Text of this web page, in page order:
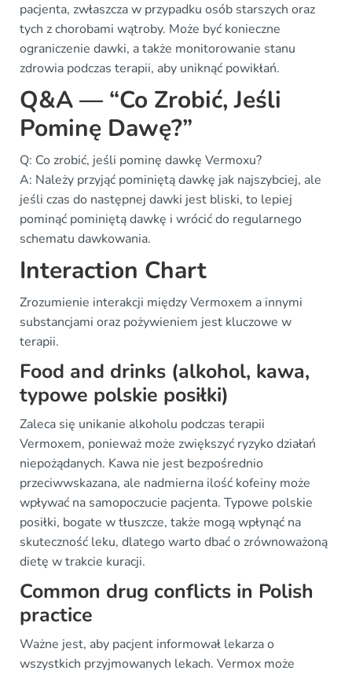
pacjenta, zwłaszcza w przypadku osób starszych oraz
tych z chorobami wątroby. Może być konieczne
ograniczenie dawki, a także monitorowanie stanu
zdrowia podczas terapii, aby uniknąć powikłań.
Q&A — “Co Zrobić, Jeśli
Pominę Dawę?”
Q: Co zrobić, jeśli pominę dawkę Vermoxu?
A: Należy przyjąć pominiętą dawkę jak najszybciej, ale
jeśli czas do następnej dawki jest bliski, to lepiej
pominąć pominiętą dawkę i wrócić do regularnego
schematu dawkowania.
Interaction Chart
Zrozumienie interakcji między Vermoxem a innymi
substancjami oraz pożywieniem jest kluczowe w
terapii.
Food and drinks (alkohol, kawa,
typowe polskie posiłki)
Zaleca się unikanie alkoholu podczas terapii
Vermoxem, ponieważ może zwiększyć ryzyko działań
niepożądanych. Kawa nie jest bezpośrednio
przeciwwskazana, ale nadmierna ilość kofeiny może
wpływać na samopoczucie pacjenta. Typowe polskie
posiłki, bogate w tłuszcze, także mogą wpłynąć na
skuteczność leku, dlatego warto dbać o zrównoważoną
dietę w trakcie kuracji.
Common drug conflicts in Polish
practice
Ważne jest, aby pacjent informował lekarza o
wszystkich przyjmowanych lekach. Vermox może